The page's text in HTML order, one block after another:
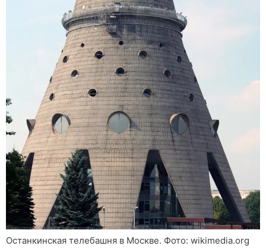
Останкинская телебашня в Москве. Фото: wikimedia.org